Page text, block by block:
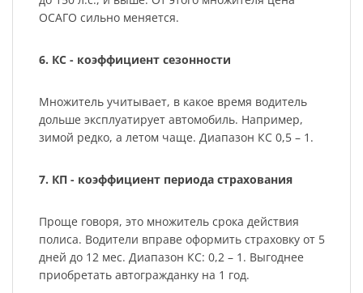
ОСАГО сильно меняется.
6. КС - коэффициент сезонности
Множитель учитывает, в какое время водитель
дольше эксплуатирует автомобиль. Например,
зимой редко, а летом чаще. Диапазон КС 0,5 – 1.
7. КП - коэффициент периода страхования
Проще говоря, это множитель срока действия
полиса. Водители вправе оформить страховку от 5
дней до 12 мес. Диапазон КС: 0,2 – 1. Выгоднее
приобретать автогражданку на 1 год.